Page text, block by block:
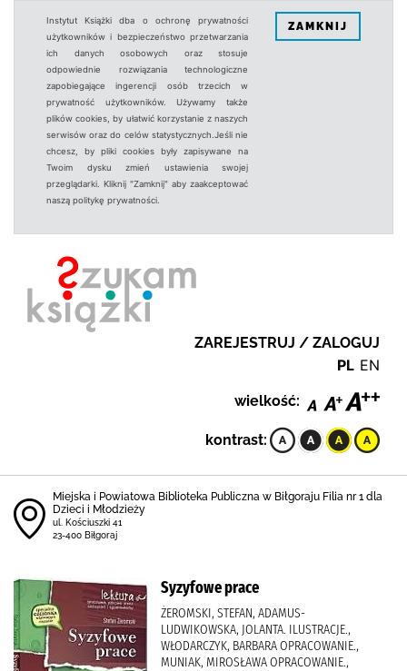
Instytut Książki dba o ochronę prywatności
użytkowników i bezpieczeństwo przetwarzania
ich danych osobowych oraz stosuje
odpowiednie rozwiązania technologiczne
zapobiegające ingerencji osób trzecich w
prywatność użytkowników. Używamy także
plików cookies, by ułatwić korzystanie z naszych
serwisów oraz do celów statystycznych.Jeśli nie
chcesz, by pliki cookies były zapisywane na
Twoim dysku zmień ustawienia swojej
przeglądarki. Kliknij "Zamknij" aby zaakceptować
naszą politykę prywatności.
ZAMKNIJ
ZAREJESTRUJ / ZALOGUJ
PL EN
wielkość:
kontrast:
Miejska i Powiatowa Biblioteka Publiczna w Biłgoraju Filia nr 1 dla
Dzieci i Młodzieży
ul. Kościuszki 41
23-400 Biłgoraj
Syzyfowe prace
ŻEROMSKI, STEFAN, ADAMUS-
LUDWIKOWSKA, JOLANTA. ILUSTRACJE.,
WŁODARCZYK, BARBARA OPRACOWANIE.,
MUNIAK, MIROSŁAWA OPRACOWANIE.,